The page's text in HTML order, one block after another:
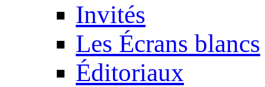
Invités
Les Écrans blancs
Éditoriaux